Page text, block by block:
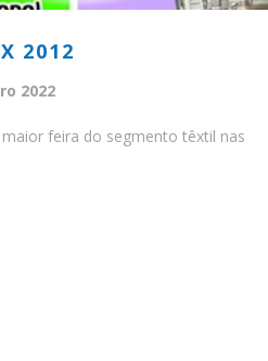
2012
2022
maior feira do segmento têxtil nas